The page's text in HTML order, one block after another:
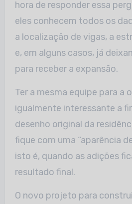
hora de responder essa
eles conhecem todos os
a localização de vigas, a
e, em alguns casos, já
para receber a expansão.
Ter a mesma equipe para a
igualmente interessante a
desenho original da
fique com uma “aparência
isto é, quando as adições
resultado final.
O novo projeto para